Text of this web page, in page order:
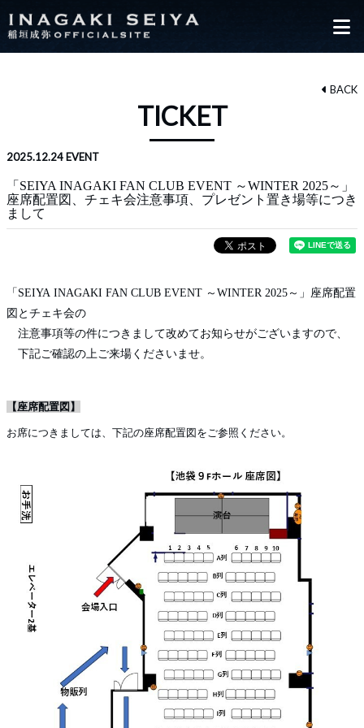
TICKET
BACK
2025.12.24 EVENT
「SEIYA INAGAKI FAN CLUB EVENT ～WINTER 2025～」
座席配置図、チェキ会注意事項、プレゼント置き場等につき
まして
「SEIYA INAGAKI FAN CLUB EVENT ～WINTER 2025～」座席配置
図とチェキ会の
注意事項等の件につきまして改めてお知らせがございますので、
下記ご確認の上ご来場くださいませ。
【座席配置図】
お席につきましては、下記の座席配置図をご参照ください。